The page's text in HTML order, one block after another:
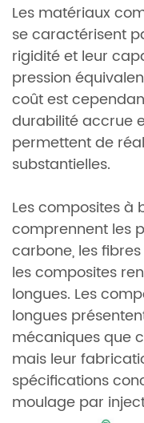
Les matériaux
se caractérisent
rigidité et leur
pression
coût est
durabilité accrue
permettent de
substantielles.
Les composites à
comprennent les
carbone, les
les composites
longues. Les
longues
mécaniques que
mais leur
spécifications
moulage par